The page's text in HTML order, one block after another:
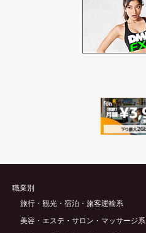
職業別
旅行・観光・宿泊・旅客運輸系
美容・エステ・サロン・マッサージ系